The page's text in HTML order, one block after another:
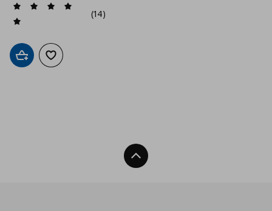
(14)
Добави в кошницата
Добави към списъка с любими
Нагоре